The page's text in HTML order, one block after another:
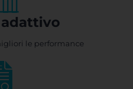
le performance